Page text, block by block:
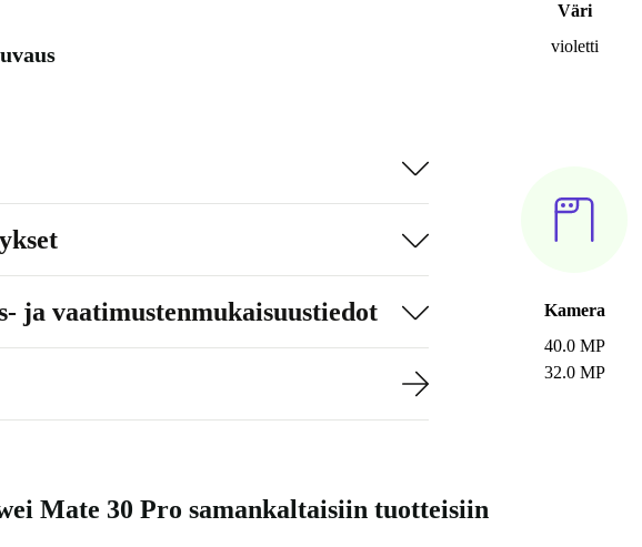
Väri
violetti
Kamera
40.0 MP
32.0 MP
ja vaatimustenmukaisuustiedot
Mate 30 Pro samankaltaisiin tuotteisiin